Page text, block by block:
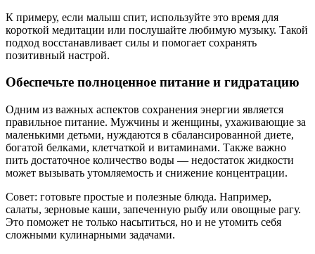
К примеру, если малыш спит, используйте это время для
короткой медитации или послушайте любимую музыку. Такой
подход восстанавливает силы и помогает сохранять
позитивный настрой.
Обеспечьте полноценное питание и гидратацию
Одним из важных аспектов сохранения энергии является
правильное питание. Мужчины и женщины, ухаживающие за
маленькими детьми, нуждаются в сбалансированной диете,
богатой белками, клетчаткой и витаминами. Также важно
пить достаточное количество воды — недостаток жидкости
может вызывать утомляемость и снижение концентрации.
Совет: готовьте простые и полезные блюда. Например,
салаты, зерновые каши, запеченную рыбу или овощные рагу.
Это поможет не только насытиться, но и не утомить себя
сложными кулинарными задачами.